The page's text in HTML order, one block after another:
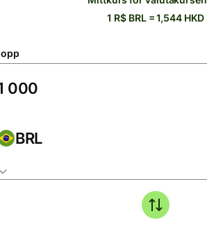
1 R$ BRL = 1,544 HKD
BRL